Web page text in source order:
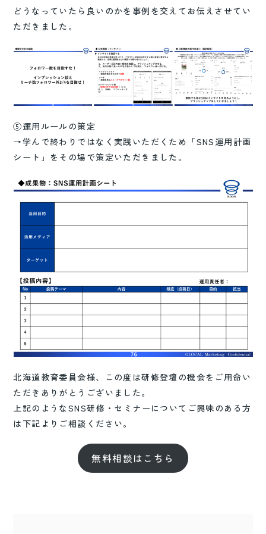
どうなっていたら良いのかを事例を交えてお伝えさせてい
ただきました。
⑤運用ルールの策定
→学んで終わりではなく実践いただくため「SNS運用計画
シート」をその場で策定いただきました。
北海道教育委員会様、この度は研修登壇の機会をご用命い
ただきありがとうございました。
上記のようなSNS研修・セミナーについてご興味のある方
は下記よりご相談ください。
無料相談はこちら